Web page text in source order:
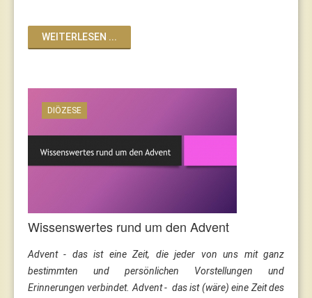
WEITERLESEN ...
DIÖZESE
Wissenswertes rund um den Advent
Advent - das ist eine Zeit, die jeder von uns mit ganz
bestimmten und persönlichen Vorstellungen und
Erinnerungen verbindet. Advent - das ist (wäre) eine Zeit des